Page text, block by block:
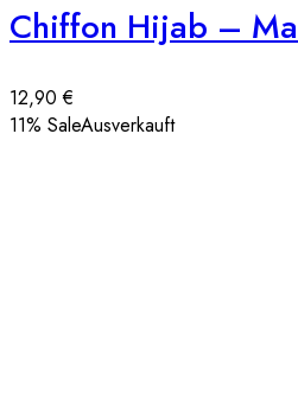
Chiffon Hijab –
12,90€
11% SaleAusverkauft